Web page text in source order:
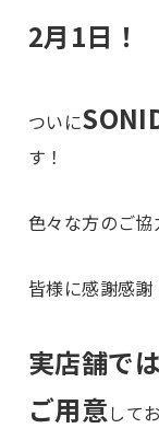
2月1日！
ついに
す！
色々な方のご
皆様に感謝感謝
実店舗で
ご用意して